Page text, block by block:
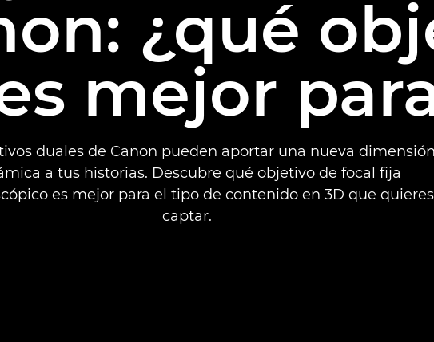
¿qué
mejor
duales de Canon pueden aportar una nueva dimensión
a tus historias. Descubre qué objetivo de focal fija
es mejor para el tipo de contenido en 3D que quieres
captar.